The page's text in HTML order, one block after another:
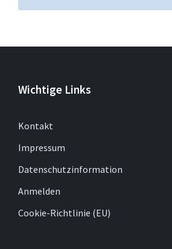
Wichtige Links
Kontakt
Impressum
Datenschutzinformation
Anmelden
Cookie-Richtlinie (EU)